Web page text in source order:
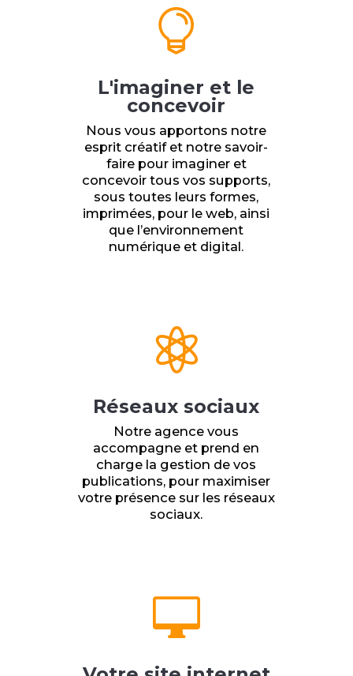

L'imaginer et le
concevoir
Nous vous apportons notre
esprit créatif et notre savoir-
faire pour imaginer et
concevoir tous vos supports,
sous toutes leurs formes,
imprimées, pour le web, ainsi
que l’environnement
numérique et digital.

Réseaux sociaux
Notre agence vous
accompagne et prend en
charge la gestion de vos
publications, pour maximiser
votre présence sur les réseaux
sociaux.
